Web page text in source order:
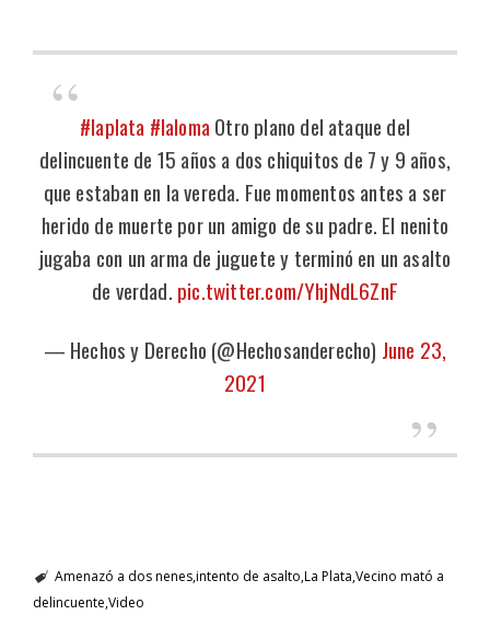
#laplata #laloma Otro plano del ataque del
delincuente de 15 años a dos chiquitos de 7 y 9 años,
que estaban en la vereda. Fue momentos antes a ser
herido de muerte por un amigo de su padre. El nenito
jugaba con un arma de juguete y terminó en un asalto
de verdad. pic.twitter.com/YhjNdL6ZnF
— Hechos y Derecho (@Hechosanderecho) June 23,
2021
Amenazó a dos nenesintento de asalto La Plata Vecino mató a
delincuente Video